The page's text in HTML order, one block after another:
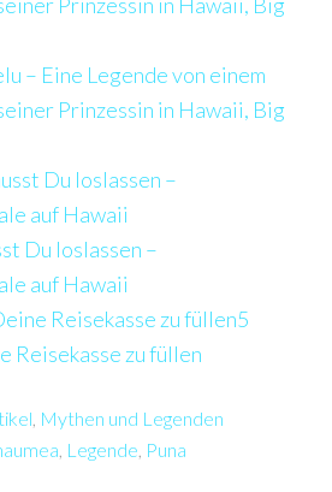
– Eine Legende von einem
Prinzessin in Hawaii, Big
Du loslassen –
auf Hawaii
5
Reisekasse zu füllen
Mythen und Legenden
Legende Puna